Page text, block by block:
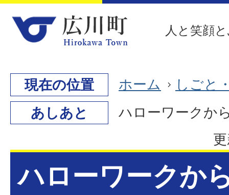
人と笑顔
現在の位置 ホーム
しごと
あしあと
ハローワークか
ハローワークか